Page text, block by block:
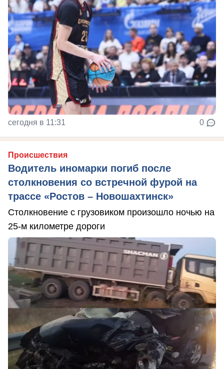
сегодня в 11:31 0
Происшествия
Водитель иномарки погиб после
столкновения со встречной фурой на
трассе «Ростов – Новошахтинск»
Столкновение с грузовиком произошло ночью на
25-м километре дороги